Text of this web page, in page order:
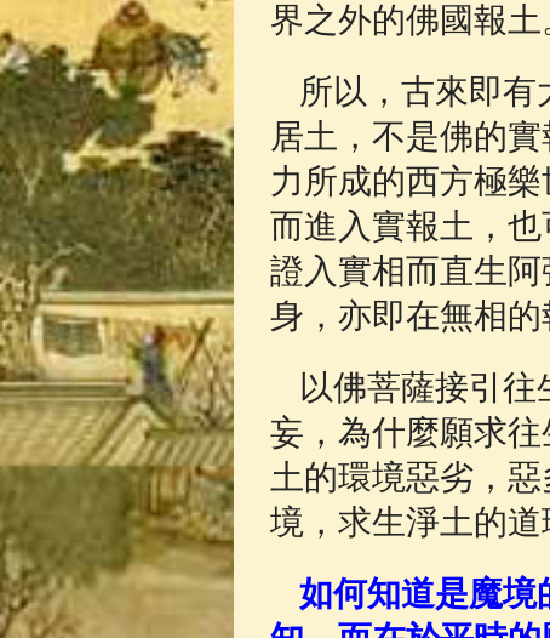
界之外的佛國報土
所以，古來即
居土，不是佛的
力所成的西方極
而進入實報土，
證入實相而直生
身，亦即在無相的
以佛菩薩接引
妄，為什麼願求
土的環境惡劣，
境，求生淨土的道
如何知道是魔境